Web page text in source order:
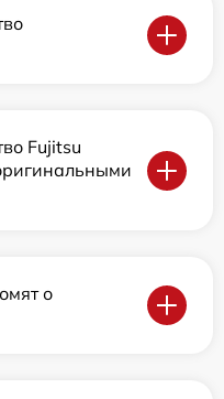
Fujitsu
о